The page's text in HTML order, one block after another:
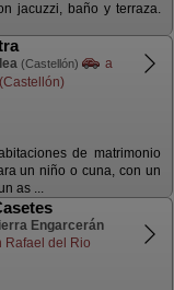
jacuzzi, baño y terraza.
(Castellón)
a
de matrimonio
un niño o cuna, con un
as ...
Engarcerán
Rafael del Rio